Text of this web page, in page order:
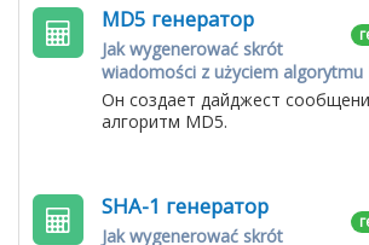
MD5 генератор
Jak wygenerować skrót
wiadomości z użyciem algorytmu
Он создает дайджест
алгоритм MD5.
SHA-1 генератор
Jak wygenerować skrót